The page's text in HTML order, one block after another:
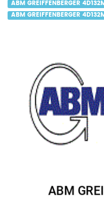
ABM GREIFFENBERGER
ABM GREIFFENBERGER